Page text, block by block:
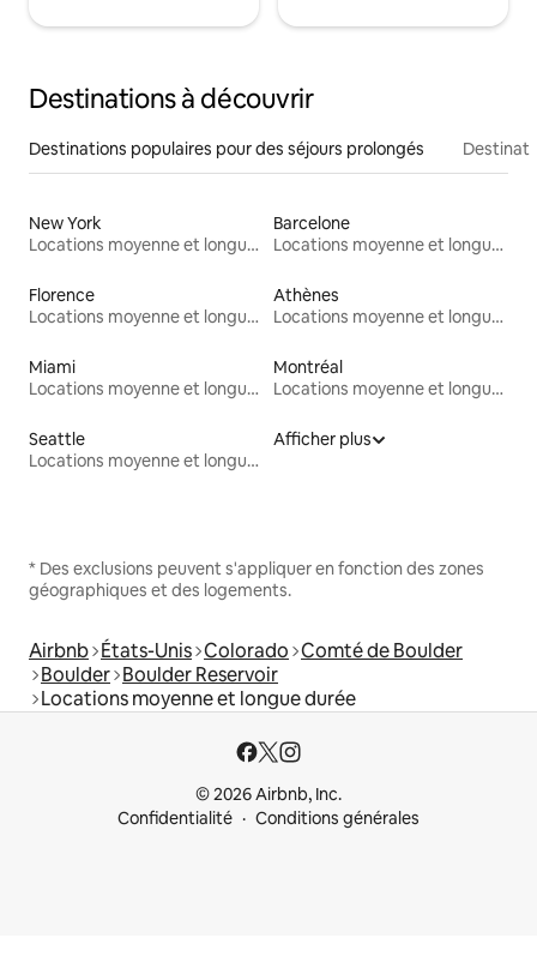
Destinations à découvrir
Destinations populaires pour des séjours prolongés
New York
Locations moyenne et longue durée
Barcelone
Locations moyenne et longue durée
Florence
Locations moyenne et longue durée
Athènes
Locations moyenne et longue durée
Miami
Locations moyenne et longue durée
Montréal
Locations moyenne et longue durée
Seattle
Locations moyenne et longue durée
Afficher plus
* Des exclusions peuvent s'appliquer en fonction des zones
géographiques et des logements.
Airbnb États-Unis Colorado Comté de Boulder
Boulder Boulder Reservoir
Locations moyenne et longue durée
© 2026 Airbnb, Inc.
Confidentialité
Conditions générales